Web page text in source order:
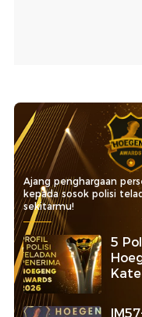
Ajang penghargaan
kepada sosok polisi
sekitarmu!
5